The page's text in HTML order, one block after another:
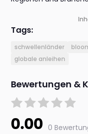
Tags:
schwellenländer
globale anleihen
Bewertungen &
0.00 0